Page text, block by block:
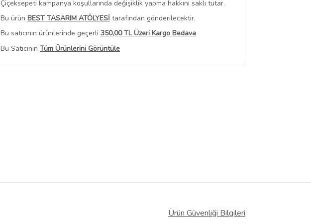
Çiçeksepeti kampanya koşullarında değişiklik yapma hakkını saklı tutar.
Bu ürün BEST TASARIM ATÖLYESİ tarafından gönderilecektir.
Bu satıcının ürünlerinde geçerli 350,00 TL Üzeri Kargo Bedava
Bu Satıcının Tüm Ürünlerini Görüntüle
Ürün sayfasında gördüğünüz fiyat bilgileri, satıcı tarafından
Ürün Güvenliği Bilgileri